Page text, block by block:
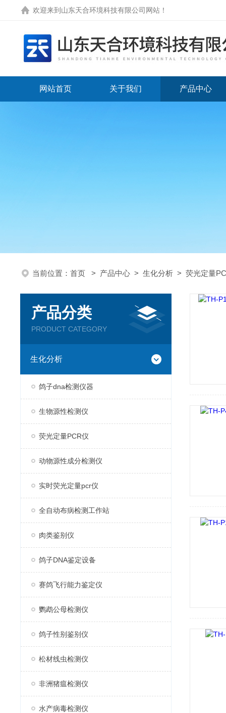
欢迎来到 山东天合环境科技有限公司网站 ！
网站首页 关于我们 产品中心
当前位置： 首页 > 产品中心 > 生化分析 > 荧光定量
产品分类
PRODUCT CATEGORY
生化分析
鸽子dna检测仪器
生物源性检测仪
荧光定量PCR仪
动物源性成分检测仪
实时荧光定量pcr仪
全自动布病检测工作站
肉类鉴别仪
鸽子DNA鉴定设备
赛鸽飞行能力鉴定仪
鹦鹉公母检测仪
鸽子性别鉴别仪
松材线虫检测仪
非洲猪瘟检测仪
水产病毒检测仪